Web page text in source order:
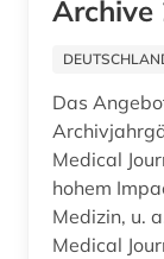
Archive
Das
Medical
hohem
Medizin, u.
Medical